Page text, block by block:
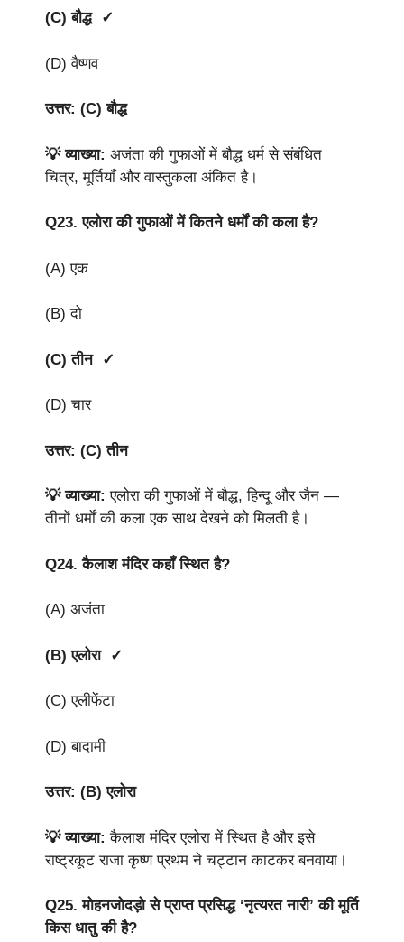
(C) बौद्ध ✓
(D) वैष्णव
उत्तर: (C) बौद्ध
💡 व्याख्या: अजंता की गुफाओं में बौद्ध धर्म से संबंधित
चित्र, मूर्तियाँ और वास्तुकला अंकित है।
Q23.एलोरा की गुफाओं में कितने धर्मों की कला है?
(A) एक
(B) दो
(C) तीन ✓
(D) चार
उत्तर: (C) तीन
💡 व्याख्या:एलोरा की गुफाओं में बौद्ध, हिन्दू और जैन —
तीनों धर्मों की कला एक साथ देखने को मिलती है।
Q24.कैलाश मंदिर कहाँ स्थित है?
(A) अजंता
(B) एलोरा ✓
(C) एलीफेंटा
(D) बादामी
उत्तर: (B) एलोरा
💡 व्याख्या:कैलाश मंदिर एलोरा में स्थित है और इसे
राष्ट्रकूट राजा कृष्ण प्रथम ने चट्टान काटकर बनवाया।
Q25.मोहनजोदड़ो से प्राप्त प्रसिद्ध ‘नृत्यरत नारी’ की मूर्ति
किस धातु की है?